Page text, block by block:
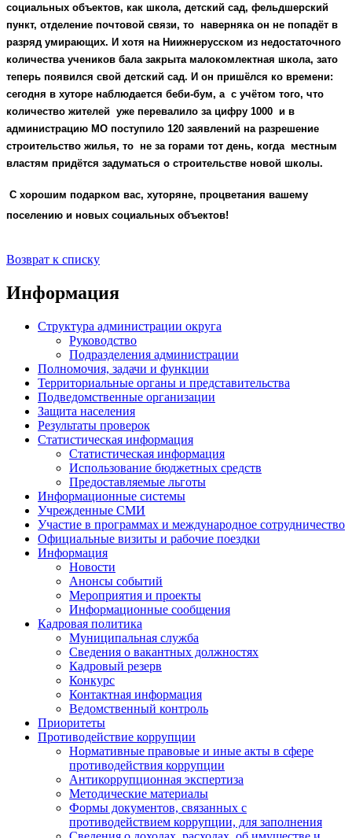
социальных объектов, как школа, детский сад, фельдшерский
пункт, отделение почтовой связи, то наверняка он не попадёт в
разряд умирающих. И хотя на Ниижнерусском из недостаточного
количества учеников бала закрыта малокомлектная школа, зато
теперь появился свой детский сад. И он пришёлся ко времени:
сегодня в хуторе наблюдается беби-бум, а с учётом того, что
количество жителей уже перевалило за цифру 1000 и в
администрацию МО поступило 120 заявлений на разрешение
строительство жилья, то не за горами тот день, когда местным
властям придётся задуматься о строительстве новой школы.
С хорошим подарком вас, хуторяне, процветания вашему
поселению и новых социальных объектов!
Возврат к списку
Информация
Структура администрации округа
Руководство
Подразделения администрации
Полномочия, задачи и функции
Территориальные органы и представительства
Подведомственные организации
Защита населения
Результаты проверок
Статистическая информация
Статистическая информация
Использование бюджетных средств
Предоставляемые льготы
Информационные системы
Учрежденные СМИ
Участие в программах и международное сотрудничество
Официальные визиты и рабочие поездки
Информация
Новости
Анонсы событий
Мероприятия и проекты
Информационные сообщения
Кадровая политика
Муниципальная служба
Сведения о вакантных должностях
Кадровый резерв
Конкурс
Контактная информация
Ведомственный контроль
Приоритеты
Противодействие коррупции
Нормативные правовые и иные акты в сфере
противодействия коррупции
Антикоррупционная экспертиза
Методические материалы
Формы документов, связанных с
противодействием коррупции, для заполнения